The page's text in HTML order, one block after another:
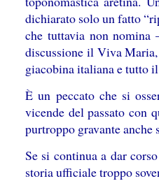
dichiarato solo un fatto
che tuttavia non
discussione il Viva
giacobina italiana e tutto
È un peccato che si
vicende del passato con
purtroppo gravante anche
Se si continua a dar
storia ufficiale troppo